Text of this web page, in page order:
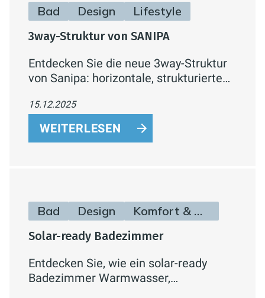
Bad Design Lifestyle
3way-Struktur von SANIPA
Entdecken Sie die neue 3way-Struktur
von Sanipa: horizontale, strukturierte
hochwertige Materialien für stilvolle
Badmöbel.
15.12.2025
WEITERLESEN
Bad Design Komfort & Hygiene
Solar-ready Badezimmer
Entdecken Sie, wie ein solar-ready
Badezimmer Warmwasser,